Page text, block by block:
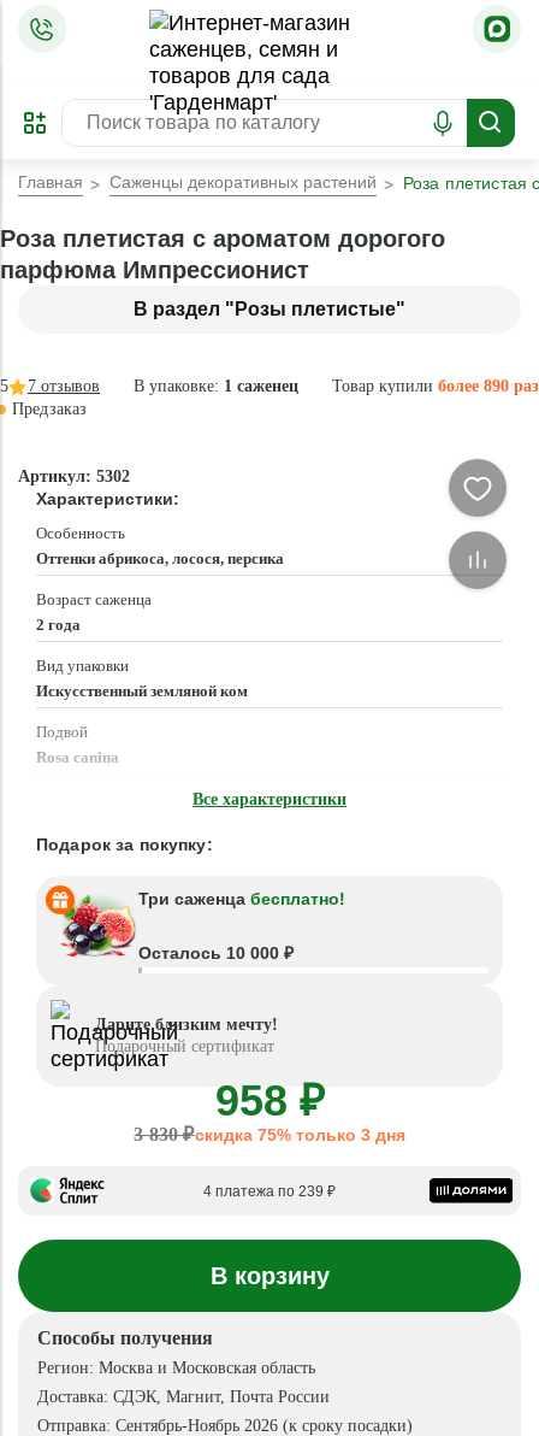
ПРЕДЗАКАЗ
ЗАБРОНИРОВАТЬ
ЛУЧШЕЕ
Главная Саженцы декоративных растений Роза
В раздел "Розы плетистые"
Роза плетистая с ароматом дорогого
парфюма Импрессионист
В упаковке: 1 саженец Товар купили более 890 раз
5 7 отзывов
Предзаказ
Артикул: 5302
Характеристики:
Особенность
Оттенки абрикоса, лосося, персика
Возраст саженца
2 года
Вид упаковки
Искусственный земляной ком
Подвой
Rosa canina
Все характеристики
Подарок за покупку:
Три саженца бесплатно!
Осталось 10 000 ₽
Дарите близким мечту!
Подарочный сертификат
958 ₽
3 830 ₽скидка 75% только 3 дня
4 платежа по 239 ₽
В корзину
Способы получения
Регион: Москва и Московская область
Доставка: СДЭК, Магнит, Почта России
Отправка: Сентябрь-Ноябрь 2026 (к сроку посадки)